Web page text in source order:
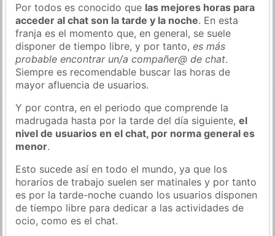
Por todos es conocido que las mejores horas para
acceder al chat son la tarde y la noche. En esta
franja es el momento que, en general, se suele
disponer de tiempo libre, y por tanto,es más
probable encontrar un/a compañer@ de chat.
Siempre es recomendable buscar las horas de
mayor afluencia de usuarios.
Y por contra, en el periodo que comprende la
madrugada hasta por la tarde del día siguiente,el
nivel de usuarios en el chat, por norma general es
menor.
Esto sucede así en todo el mundo, ya que los
horarios de trabajo suelen ser matinales y por tanto
es por la tarde-noche cuando los usuarios disponen
de tiempo libre para dedicar a las actividades de
ocio, como es el chat.